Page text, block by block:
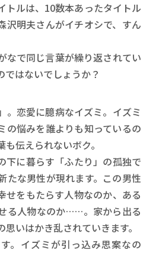
トルは、10数本あったタイトル
沢明夫さんがイチオシで、すん
なで同じ言葉が繰り返されてい
ではないでしょうか？
。恋愛に臆病なイズミ。イズミ
の悩みを誰よりも知っているの
伝えられないボク。
下に暮らす「ふたり」の孤独で
たな男性が現れます。この男性
せをもたらす人物なのか、ある
る人物なのか……。家から出る
いはかき乱されていきます。
。イズミが引っ込み思案なの